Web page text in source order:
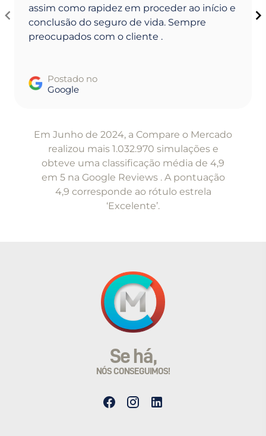
assim como rapidez em proceder ao início e
conclusão do seguro de vida. Sempre
preocupados com o cliente .
Postado no
Google
Em Junho de 2024, a Compare o Mercado
realizou mais 1.032.970 simulações e
obteve uma classificação média de 4,9
em 5 na Google Reviews . A pontuação
4,9 corresponde ao rótulo estrela
‘Excelente’.
Se há,
NÓS CONSEGUIMOS!